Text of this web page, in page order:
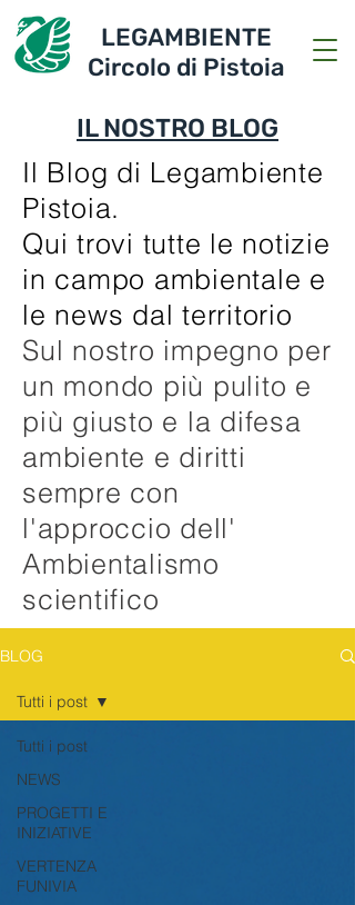
LEGAMBIENTE
Circolo di Pistoia
IL NOSTRO BLOG
Il Blog di Legambiente
Pistoia.
Qui trovi tutte le notizie
in campo ambientale e
le news dal territorio
Sul nostro impegno per
un mondo più pulito e
più giusto e la difesa
ambiente e diritti
sempre con
l'approccio dell'
Ambientalismo
scientifico
BLOG
Tutti i post
NEWS
PROGETTI E
INIZIATIVE
VERTENZA
FUNIVIA
Tutti i post